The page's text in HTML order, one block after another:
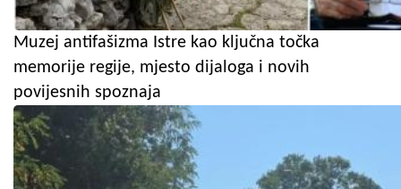
Muzej antifašizma Istre kao ključna točka
memorije regije, mjesto dijaloga i novih
povijesnih spoznaja